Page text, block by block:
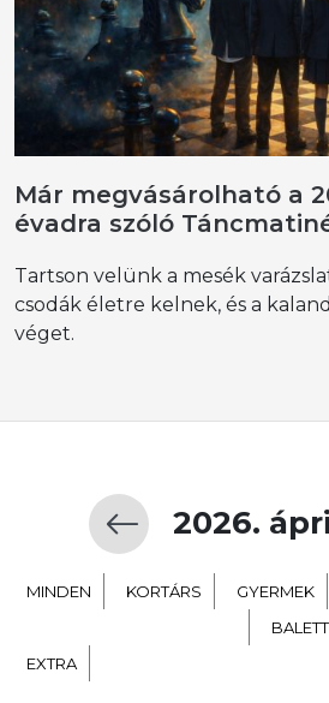
Már megvásárolható a
évadra szóló
Tartson velünk a mesék
csodák életre kelnek, és a
véget.
2026.
MINDEN KORTÁRS
GYERMEK
BALETT
EXTRA